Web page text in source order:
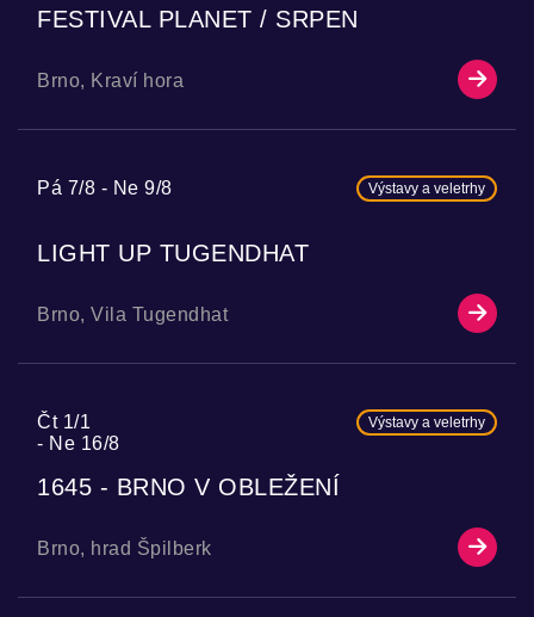
FESTIVAL PLANET / SRPEN
Brno, Kraví hora
Pá 7/8 Ne 9/8 Výstavy a veletrhy
LIGHT UP TUGENDHAT
Brno, Vila Tugendhat
Čt 1/1
Ne 16/8
Výstavy a veletrhy
1645 - BRNO V OBLEŽENÍ
Brno, hrad Špilberk